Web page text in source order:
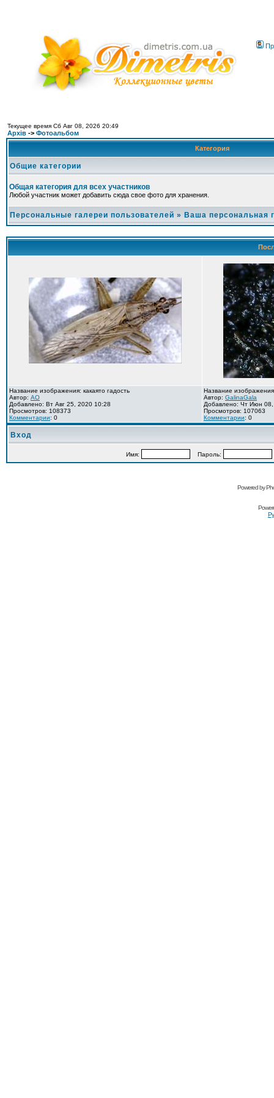
Текущее время Сб Авг 08, 2026 20:49
Архів -> Фотоальбом
Категория
Общие категории
Общая категория для всех участников
Любой участник может добавить сюда свое фото для хранения.
Персональные галереи пользователей » Ваша персональная
Название изображения: какаято гадость
Автор: AO
Добавлено: Вт Авг 25, 2020 10:28
Просмотров: 108373
Комментарии: 0
Название
Автор: GalinaGala
Добавлено: Чт Июн
Просмотров: 107063
Комментарии: 0
Вход
Имя: Пароль:
Powered by